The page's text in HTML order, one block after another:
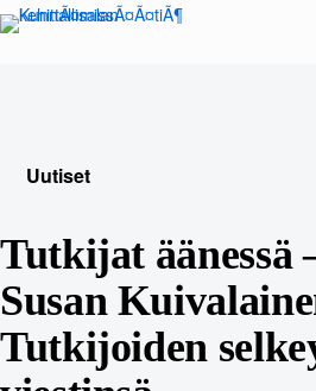
Siirry
sisältöön
Uutiset
Tutkijat äänessä
Susan
Tutkijoiden